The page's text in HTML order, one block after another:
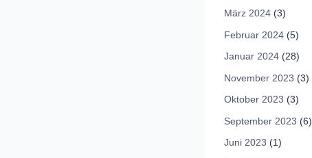
März 2024 (3)
Februar 2024 (5)
Januar 2024 (28)
November 2023 (3)
Oktober 2023 (3)
September 2023 (6)
Juni 2023 (1)